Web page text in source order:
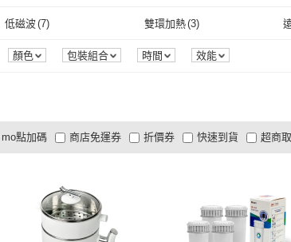
1.0~1.9hp 無標記(1)
機械式 蒸氣式
1.0~1.9hp(1) 無標記(
低磁波(7) 雙環加熱(3)
冰沙(1) 冰淇淋
低磁波(7) 雙環加熱
顏色 包裝組合 時間 效能
折價券
有影片
商品有量 電
mo點加碼 快速到貨 超商
大家電安心配
大家電快配
商店免運券